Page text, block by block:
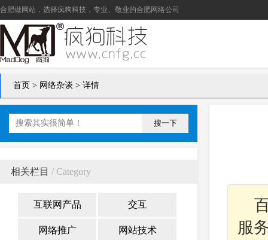
合肥做网站 ，选择疯狗科技，专业、敬业的合肥网络公司
首页 > 网络杂谈 > 详情
搜一下
相关栏目 / Category
互联网产品 交互
网络推广 网站技术
服